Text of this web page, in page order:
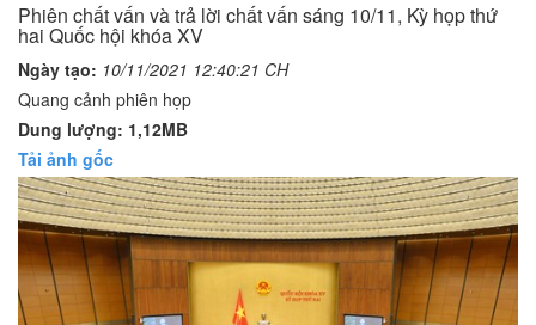
Phiên chất vấn và trả lời chất vấn sáng 10/11, Kỳ họp thứ
hai Quốc hội khóa XV
Ngày tạo: 10/11/2021 12:40:21 CH
Quang cảnh phiên họp
Dung lượng: 1,12MB
Tải ảnh gốc